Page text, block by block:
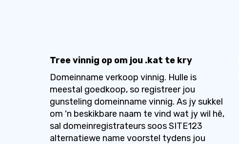
Tree vinnig op om jou .kat te kry
Domeinname verkoop vinnig. Hulle is
meestal goedkoop, so registreer jou
gunsteling domeinname vinnig. As jy sukkel
om 'n beskikbare naam te vind wat jy wil hê,
sal domeinregistrateurs soos SITE123
alternatiewe name voorstel tydens jou